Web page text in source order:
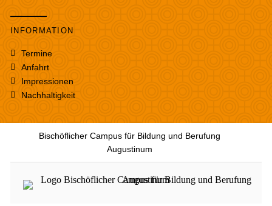
INFORMATION
Termine
Anfahrt
Impressionen
Nachhaltigkeit
Bischöflicher Campus für Bildung und Berufung
Augustinum